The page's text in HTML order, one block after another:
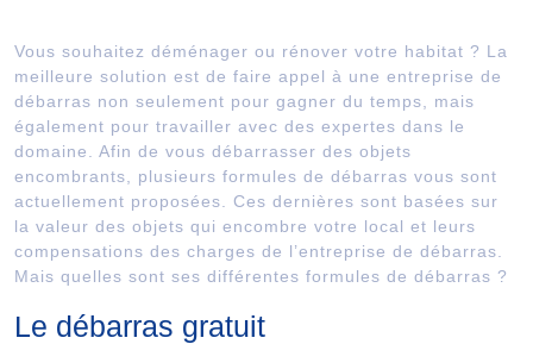
Vous souhaitez déménager ou rénover votre habitat ? La
meilleure solution est de faire appel à une entreprise de
débarras non seulement pour gagner du temps, mais
également pour travailler avec des expertes dans le
domaine. Afin de vous débarrasser des objets
encombrants, plusieurs formules de débarras vous sont
actuellement proposées. Ces dernières sont basées sur
la valeur des objets qui encombre votre local et leurs
compensations des charges de l’entreprise de débarras.
Mais quelles sont ses différentes formules de débarras ?
Le débarras gratuit